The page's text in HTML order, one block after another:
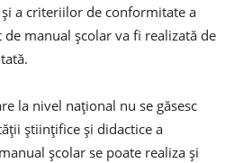
a criteriilor de conformitate a
manual şcolar va fi realizată de
la nivel naţional nu se găsesc
ştiinţifice şi didactice a
şcolar se poate realiza şi